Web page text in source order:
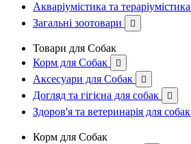
Акваріумістика та тераріумістика
Загальні зоотовари 
Товари для Собак
Корм для Собак

Аксесуари для Собак 
Догляд та гігієна для собак 
Здоров'я та ветеринарія для собак
Корм для Собак